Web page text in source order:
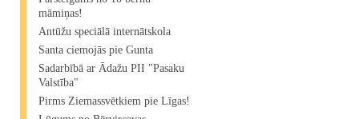
māmiņas!
Antūžu speciālā internātskola
Santa ciemojās pie Gunta
Sadarbībā ar Ādažu PII "Pasaku
Valstība"
Pirms Ziemassvētkiem pie Līgas!